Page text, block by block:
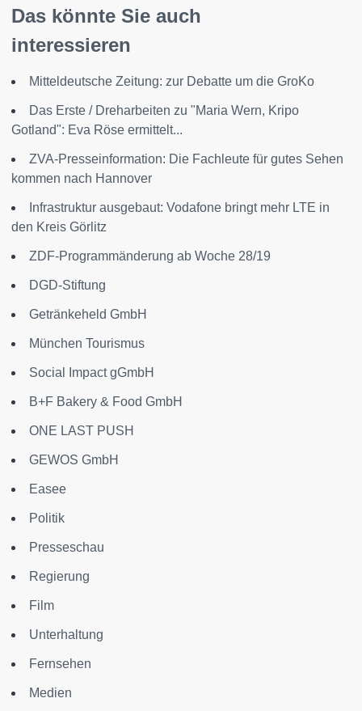
Das könnte Sie auch
interessieren
Mitteldeutsche Zeitung: zur Debatte um die GroKo
Das Erste / Dreharbeiten zu "Maria Wern, Kripo
Gotland": Eva Röse ermittelt...
ZVA-Presseinformation: Die Fachleute für gutes Sehen
kommen nach Hannover
Infrastruktur ausgebaut: Vodafone bringt mehr LTE in
den Kreis Görlitz
ZDF-Programmänderung ab Woche 28/19
DGD-Stiftung
Getränkeheld GmbH
München Tourismus
Social Impact gGmbH
B+F Bakery & Food GmbH
ONE LAST PUSH
GEWOS GmbH
Easee
Politik
Presseschau
Regierung
Film
Unterhaltung
Fernsehen
Medien